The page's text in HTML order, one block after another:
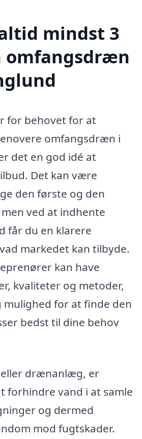
mindst 3
omfangsdræn
for behovet for at
omfangsdræn i
det en god idé at
Det kan være
den første og den
ved at indhente
får du en klarere
markedet kan tilbyde.
kan have
kvaliteter og metoder,
mulighed for at finde den
bedst til dine behov
drænanlæg, er
forhindre vand i at samle
og dermed
mod fugtskader.